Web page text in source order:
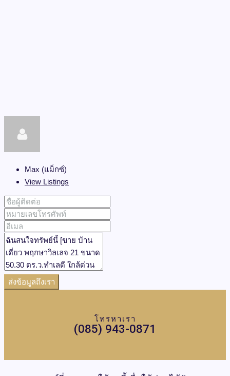
Max (แม็กซ์)
View Listings
ส่งข้อมูลถึงเรา
โทรหาเรา
(085) 943-0871